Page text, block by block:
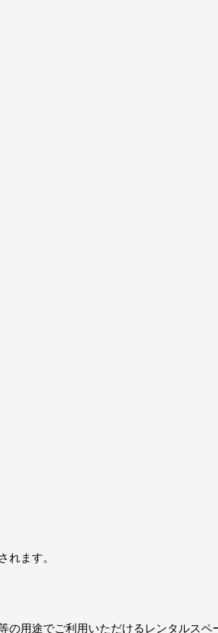
れます。
用途でご利用いただけるレンタルスペ